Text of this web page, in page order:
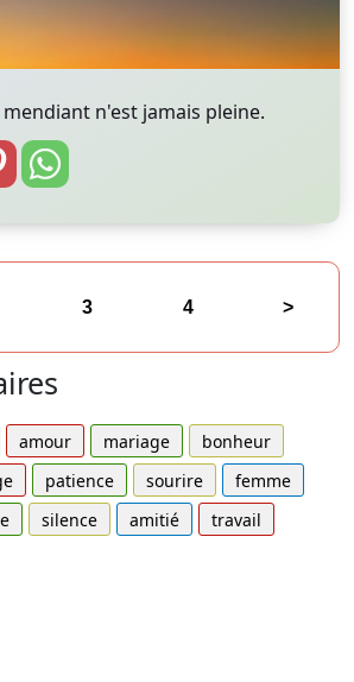
n'est jamais pleine.
3 4 >
amour mariage
bonheur
patience sourire
femme
silence amitié
travail